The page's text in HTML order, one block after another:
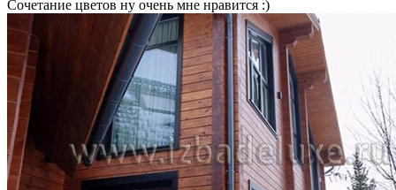
Сочетание цветов ну очень мне нравится :)